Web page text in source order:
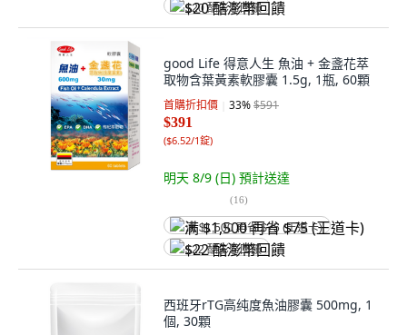
$20 酷澎幣回饋
good Life 得意人生 魚油 + 金盞花萃
取物含葉黃素軟膠囊 1.5g, 1瓶, 60顆
首購折扣價 33%$591
$391
($6.52/1錠)
明天 8/9 (日) 預計送達
(16)
满 $1,500 再省 $75 (王道卡)
$22 酷澎幣回饋
西班牙rTG高纯度魚油膠囊 500mg, 1
個, 30顆